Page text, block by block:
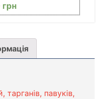
грн
павуків,